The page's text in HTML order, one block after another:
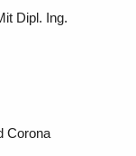
Dipl. Ing.
Corona